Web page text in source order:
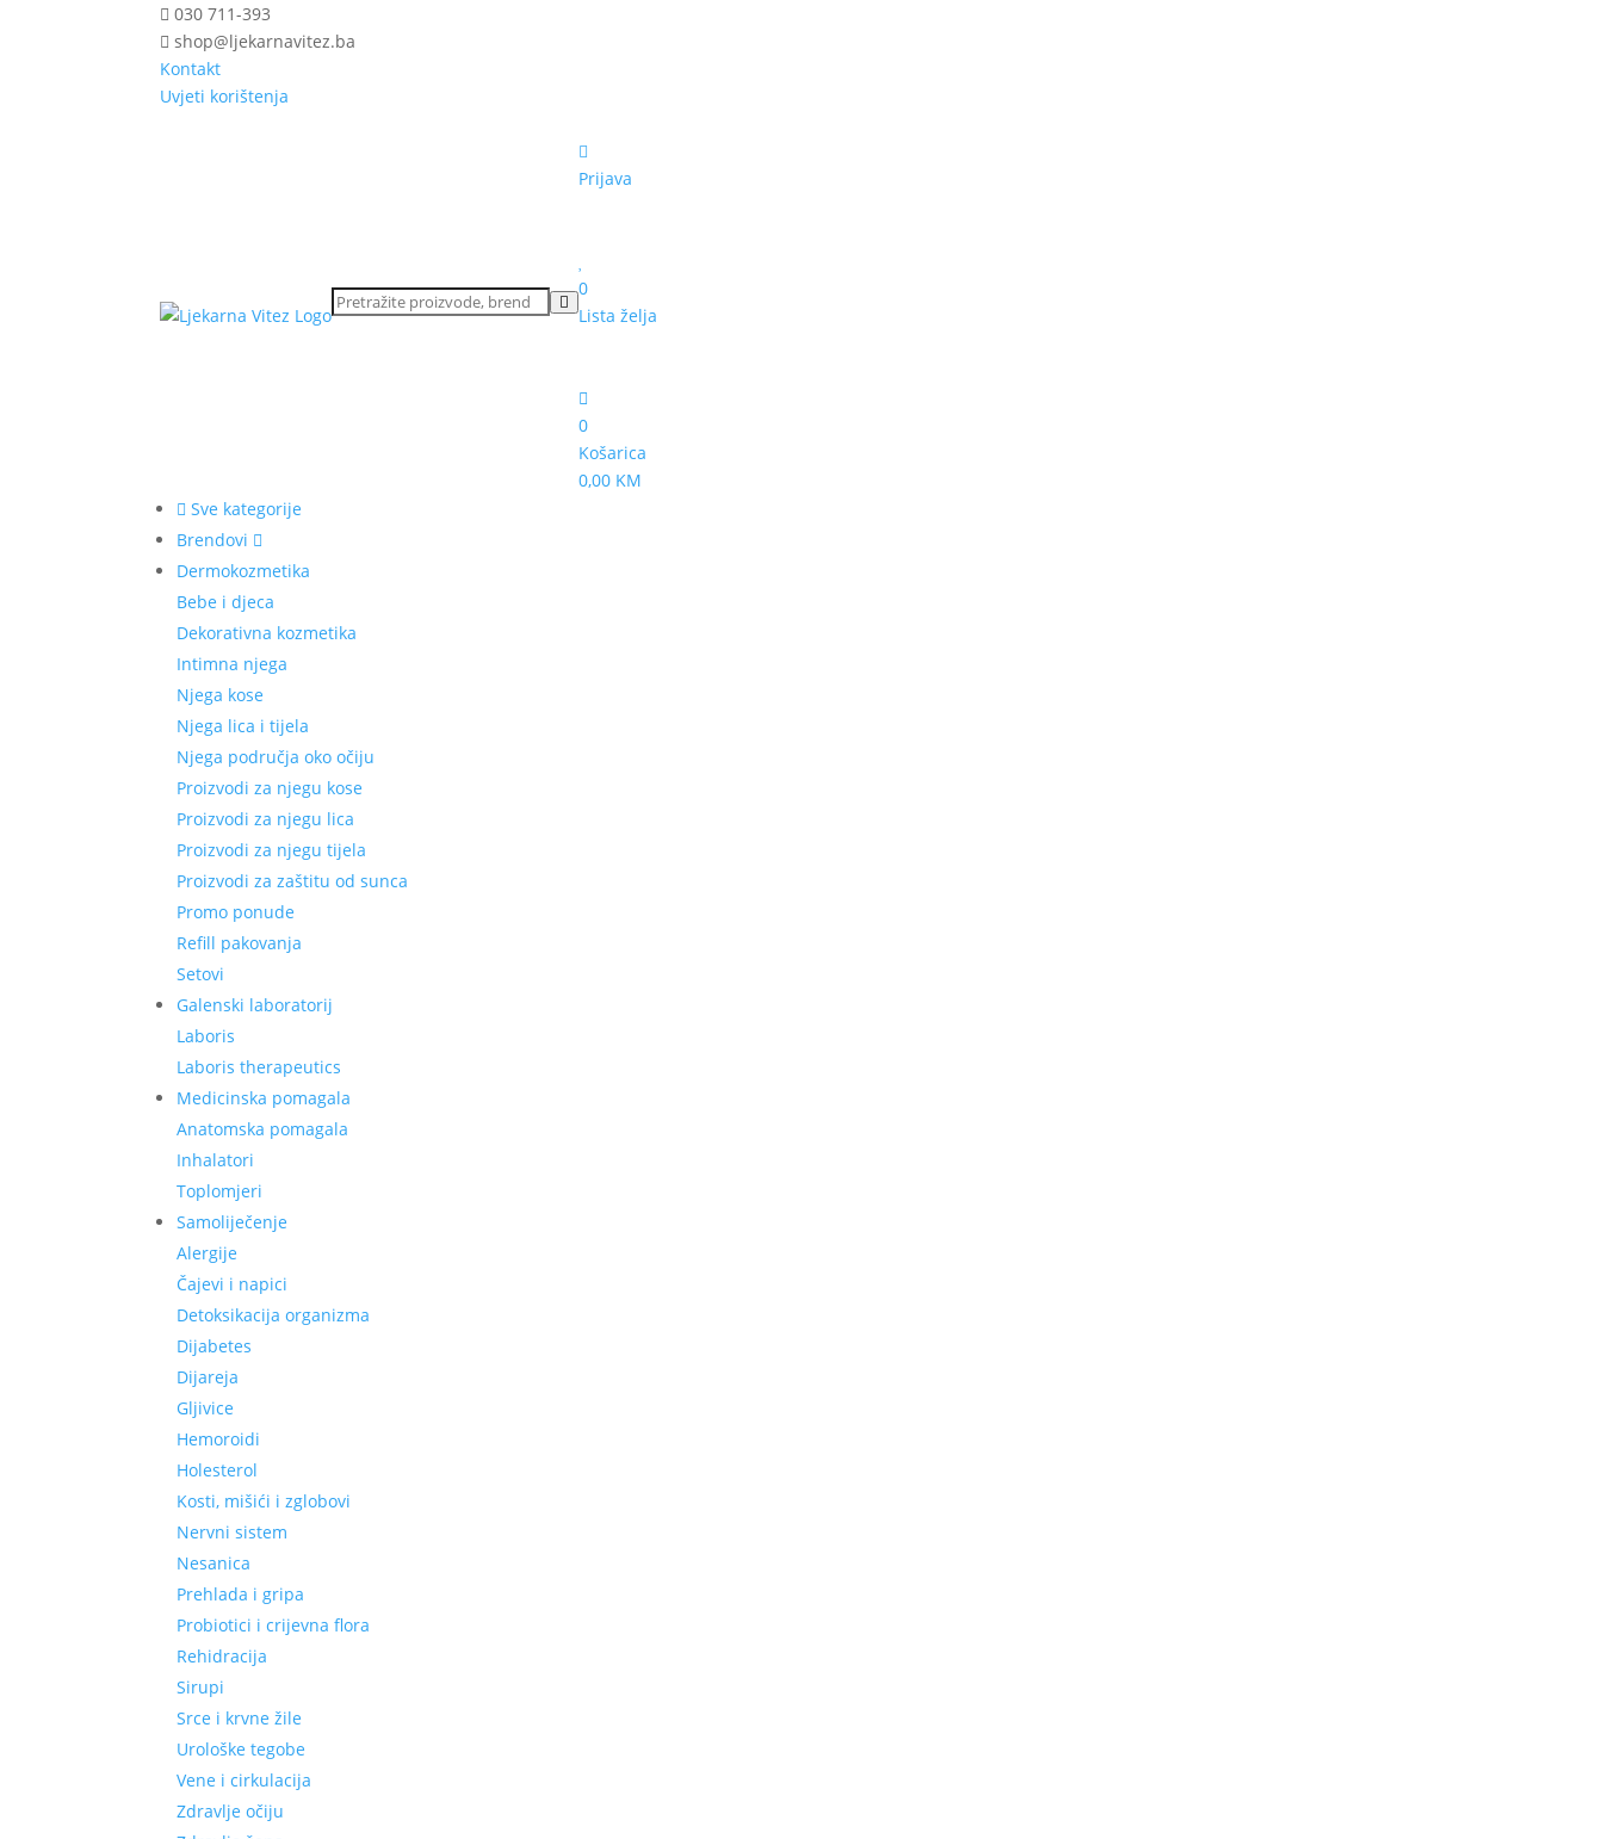
030 711-393
shop@ljekarnavitez.ba
Kontakt
Uvjeti korištenja
Prijava
0
Lista želja
0
Košarica
0,00 KM
Sve kategorije
Brendovi
Dermokozmetika
Bebe i djeca
Dekorativna kozmetika
Intimna njega
Njega kose
Njega lica i tijela
Njega područja oko očiju
Proizvodi za njegu kose
Proizvodi za njegu lica
Proizvodi za njegu tijela
Proizvodi za zaštitu od sunca
Promo ponude
Refill pakovanja
Setovi
Galenski laboratorij
Laboris
Laboris therapeutics
Medicinska pomagala
Anatomska pomagala
Inhalatori
Toplomjeri
Samoliječenje
Alergije
Čajevi i napici
Detoksikacija organizma
Dijabetes
Dijareja
Gljivice
Hemoroidi
Holesterol
Kosti, mišići i zglobovi
Nervni sistem
Nesanica
Prehlada i gripa
Probiotici i crijevna flora
Rehidracija
Sirupi
Srce i krvne žile
Urološke tegobe
Vene i cirkulacija
Zdravlje očiju